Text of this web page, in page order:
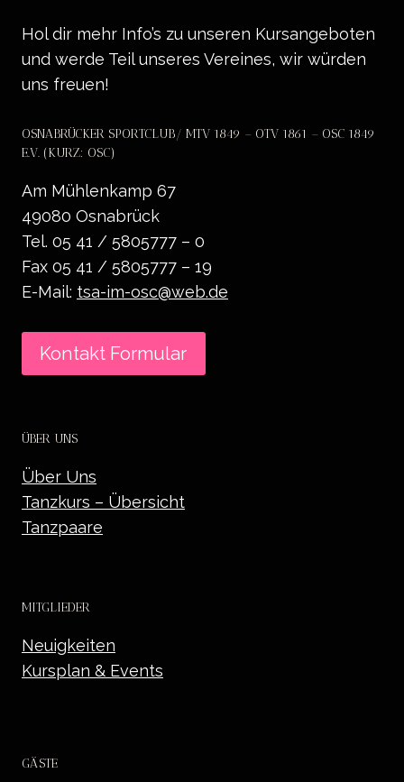
Hol dir mehr Info’s zu unseren Kursangeboten
und werde Teil unseres Vereines, wir würden
uns freuen!
OSNABRÜCKER SPORTCLUB/ MTV 1849 – OTV 1861 – OSC 1849
E.V. (KURZ: OSC)
Am Mühlenkamp 67
49080 Osnabrück
Tel. 05 41 / 5805777 – 0
Fax 05 41 / 5805777 – 19
E-Mail: tsa-im-osc@web.de
Kontakt Formular
ÜBER UNS
Über Uns
Tanzkurs – Übersicht
Tanzpaare
MITGLIEDER
Neuigkeiten
Kursplan & Events
GÄSTE